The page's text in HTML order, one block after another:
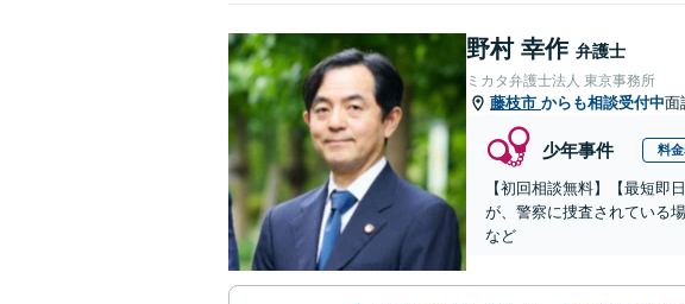
野村 幸作 弁護士
ミカタ弁護士法人 東京事務所
藤枝市 からも相談受付中面
少年事件 料
【初回相談無料】【最短即
が、警察に捜査されている
など